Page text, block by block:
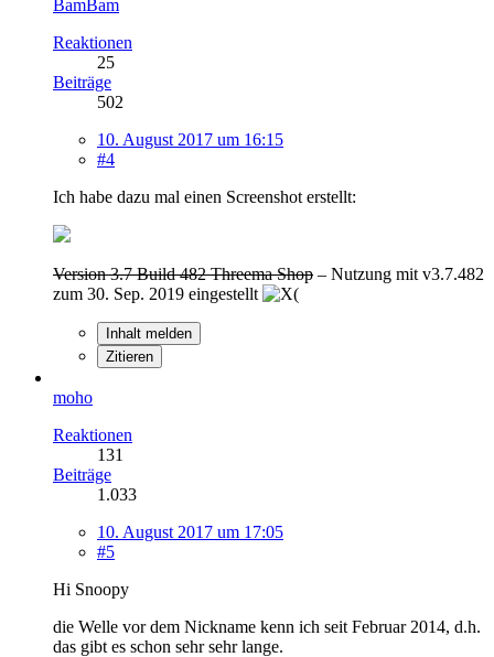
BamBam
Reaktionen
25
Beiträge
502
10. August 2017 um 16:15
#4
Ich habe dazu mal einen Screenshot erstellt:
Version 3.7 Build 482 Threema Shop – Nutzung mit v3.7.482
zum 30. Sep. 2019 eingestellt
Inhalt melden
Zitieren
moho
Reaktionen
131
Beiträge
1.033
10. August 2017 um 17:05
#5
Hi Snoopy
die Welle vor dem Nickname kenn ich seit Februar 2014, d.h.
das gibt es schon sehr sehr lange.